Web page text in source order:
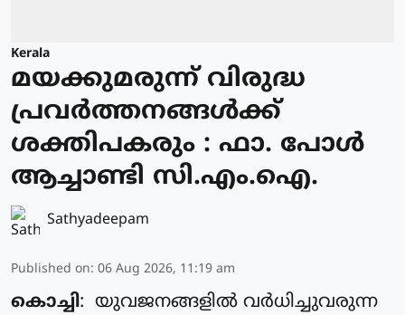
Kerala
മയക്കുമരുന്ന് വിരുദ്ധ
പ്രവർത്തനങ്ങൾക്ക്
ശക്തിപകരും : ഫാ. പോൾ
ആച്ചാണ്ടി സി.എം.ഐ.
Sathyadeepam
Published on: 06 Aug 2026, 11:19 am
കൊച്ചി: യുവജനങ്ങളിൽ വർധിച്ചുവരുന്ന